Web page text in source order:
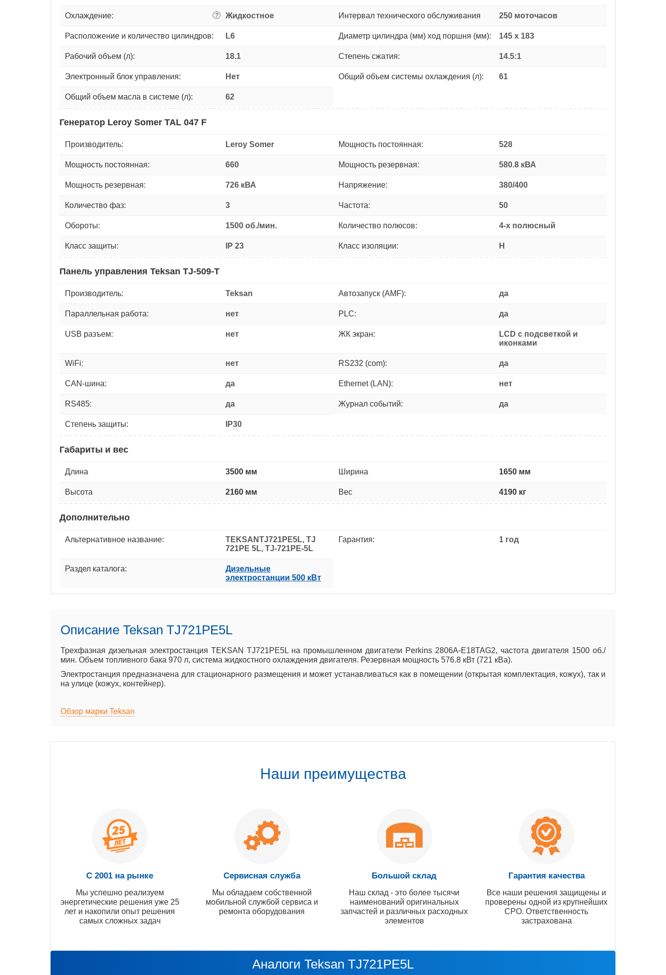
Охлаждение: ? Жидкостное Интервал технического обслуживания 250 моточасов
Расположение и количество цилиндров: L6 Диаметр цилиндра (мм) ход поршня (мм): 145 x 183
Рабочий объем (л): 18.1 Степень сжатия: 14.5:1
Электронный блок управления: Нет Общий объем системы охлаждения (л): 61
Общий объем масла в системе (л): 62
Генератор Leroy Somer TAL 047 F
Производитель: Leroy Somer Мощность постоянная: 528
Мощность постоянная: 660 Мощность резервная: 580.8 кВА
Мощность резервная: 726 кВА Напряжение: 380/400
Количество фаз: 3 Частота: 50
Обороты: 1500 об./мин. Количество полюсов: 4-х полюсный
Класс защиты: IP 23 Класс изоляции: H
Панель управления Teksan TJ-509-T
Производитель: Teksan Автозапуск (AMF): да
Параллельная работа: нет PLC: да
USB разъем: нет ЖК экран:
LCD с подсветкой и
иконками
WiFi: нет RS232 (com): да
CAN-шина: да Ethernet (LAN): нет
RS485: да Журнал событий: да
Степень защиты: IP30
Габариты и вес
Длина 3500 мм Ширина 1650 мм
Высота 2160 мм Вес 4190 кг
Дополнительно
Альтернативное название:
TEKSANTJ721PE5L, TJ
721PE 5L, TJ-721PE-5L
Гарантия: 1 год
Раздел каталога:
Дизельные
электростанции 500 кВт
Описание Teksan TJ721PE5L
Трехфазная дизельная электростанция TEKSAN TJ721PE5L на промышленном двигатели Perkins 2806A-E18TAG2, частота двигателя 1500 об./
мин. Объем топливного бака 970 л, система жидкостного охлаждения двигателя. Резервная мощность 576.8 кВт (721 кВа).
Электростанция предназначена для стационарного размещения и может устанавливаться как в помещении (открытая комплектация, кожух), так и
на улице (кожух, контейнер).
Обзор марки Teksan
Наши преимущества
С 2001 на рынке
Мы успешно реализуем
энергетические решения уже 25
лет и накопили опыт решения
самых сложных задач
Сервисная служба
Мы обладаем собственной
мобильной службой сервиса и
ремонта оборудования
Большой склад
Наш склад - это более тысячи
наименований оригинальных
запчастей и различных расходных
элементов
Гарантия качества
Все наши решения защищены и
проверены одной из крупнейших
СРО. Ответственность
застрахована
Аналоги Teksan TJ721PE5L